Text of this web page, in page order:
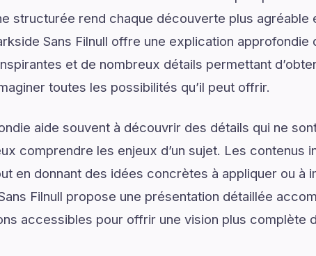
structurée rend chaque découverte plus agréable
Sans Filnull offre une explication approfondie
et de nombreux détails permettant
toutes les possibilités qu’il peut offrir.
aide souvent à découvrir des détails qui ne
comprendre les enjeux d’un sujet. Les contenus
en donnant des idées concrètes à appliquer ou à
Filnull propose une présentation détaillée
accessibles pour offrir une vision plus complète